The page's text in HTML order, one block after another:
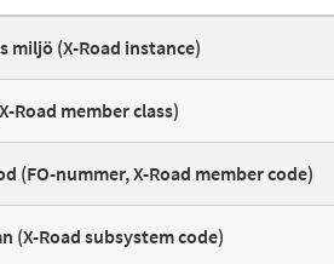
(X-Road instance)
Road member class)
(FO-nummer, X-Road member code)
(X-Road subsystem code)